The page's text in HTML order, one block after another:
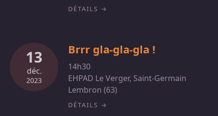
DÉTAILS
13
déc.
2023
Brrr gla-gla-gla !
14h30
EHPAD Le Verger, Saint-Germain
Lembron (63)
DÉTAILS